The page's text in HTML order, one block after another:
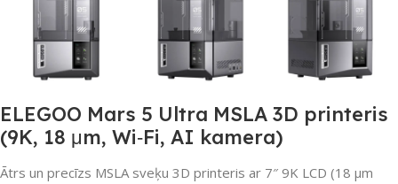
ELEGOO Mars 5 Ultra MSLA 3D printeris
(9K, 18 μm, Wi‑Fi, AI kamera)
Ātrs un precīzs MSLA sveķu 3D printeris ar 7″ 9K LCD (18 μm